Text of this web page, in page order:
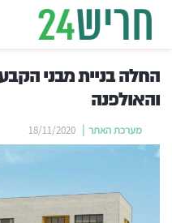
החלה בניית מבני
והאולפנה
מערכת האתר 18/11/2020